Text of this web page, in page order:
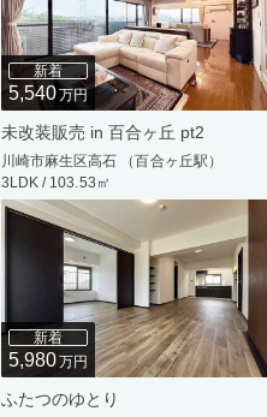
新着
5,540万円
未改装販売 in 百合ヶ丘 pt2
川崎市麻生区高石 （百合ヶ丘駅）
3LDK / 103.53㎡
新着
5,980万円
ふたつのゆとり